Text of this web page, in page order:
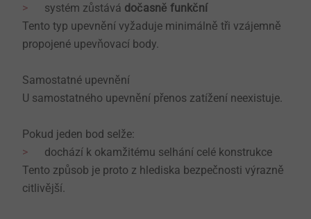
systém zůstává dočasně funkční
Tento typ upevnění vyžaduje minimálně tři vzájemně
propojené upevňovací body.
Samostatné upevnění
U samostatného upevnění přenos zatížení neexistuje.
Pokud jeden bod selže:
dochází k okamžitému selhání celé konstrukce
Tento způsob je proto z hlediska bezpečnosti výrazně
citlivější.